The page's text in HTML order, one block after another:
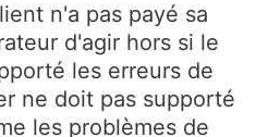
n'a pas payé sa
d'agir hors si le
les erreurs de
ne doit pas supporté
les problèmes de